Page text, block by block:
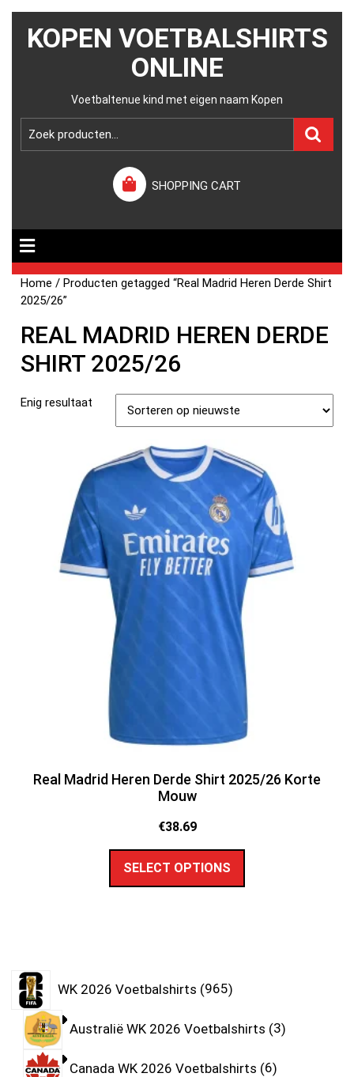
KOPEN VOETBALSHIRTS
ONLINE
Voetbaltenue kind met eigen naam Kopen
SHOPPING CART
Home / Producten getagged “Real Madrid Heren Derde Shirt
2025/26”
REAL MADRID HEREN DERDE
SHIRT 2025/26
Enig resultaat
Real Madrid Heren Derde Shirt 2025/26 Korte
Mouw
€38.69
SELECT OPTIONS
WK 2026 Voetbalshirts 965
Australië WK 2026 Voetbalshirts 3
Canada WK 2026 Voetbalshirts 6